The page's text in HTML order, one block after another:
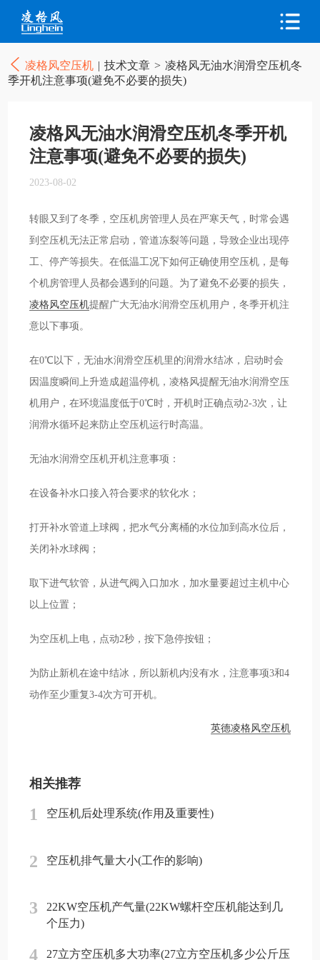
凌格风空压机 | 技术文章 > 凌格风无油水润滑空压机冬
季开机注意事项(避免不必要的损失)
凌格风无油水润滑空压机冬季开机
注意事项(避免不必要的损失)
2023-08-02
转眼又到了冬季，空压机房管理人员在严寒天气，时常会遇
到空压机无法正常启动，管道冻裂等问题，导致企业出现停
工、停产等损失。在低温工况下如何正确使用空压机，是每
个机房管理人员都会遇到的问题。为了避免不必要的损失，
凌格风空压机提醒广大无油水润滑空压机用户，冬季开机注
意以下事项。
在0℃以下，无油水润滑空压机里的润滑水结冰，启动时会
因温度瞬间上升造成超温停机，凌格风提醒无油水润滑空压
机用户，在环境温度低于0℃时，开机时正确点动2-3次，让
润滑水循环起来防止空压机运行时高温。
无油水润滑空压机开机注意事项：
在设备补水口接入符合要求的软化水；
打开补水管道上球阀，把水气分离桶的水位加到高水位后，
关闭补水球阀；
取下进气软管，从进气阀入口加水，加水量要超过主机中心
以上位置；
为空压机上电，点动2秒，按下急停按钮；
为防止新机在途中结冰，所以新机内没有水，注意事项3和4
动作至少重复3-4次方可开机。
英德凌格风空压机
相关推荐
1 空压机后处理系统(作用及重要性)
2 空压机排气量大小(工作的影响)
3
22KW空压机产气量(22KW螺杆空压机能达到几
个压力)
4 27立方空压机多大功率(27立方空压机多少公斤压